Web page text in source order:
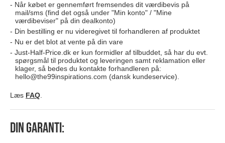
Når købet er gennemført fremsendes dit værdibevis på
mail/sms (find det også under "Min konto" / "Mine
værdibeviser" på din dealkonto)
Din bestilling er nu videregivet til forhandleren af produktet
Nu er det blot at vente på din vare
Just-Half-Price.dk er kun formidler af tilbuddet, så har du evt.
spørgsmål til produktet og leveringen samt reklamation eller
klager, så bedes du kontakte forhandleren på:
hello@the99inspirations.com (dansk kundeservice).
Læs FAQ.
Din garanti: